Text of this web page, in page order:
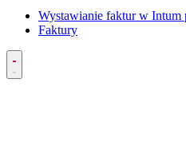
Wystawianie faktur w Intum
Faktury